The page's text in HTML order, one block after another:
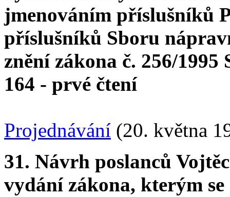
jmenováním příslušníků
příslušníků Sboru
znění zákona č. 256/
164 - prvé čtení
Projednávání (20. května
31. Návrh poslanců
vydání zákona, kterým